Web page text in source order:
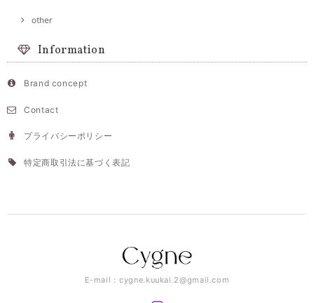
other
Information
Brand concept
Contact
プライバシーポリシー
特定商取引法に基づく表記
E-mail：cygne.kuukai.2@gmail.com